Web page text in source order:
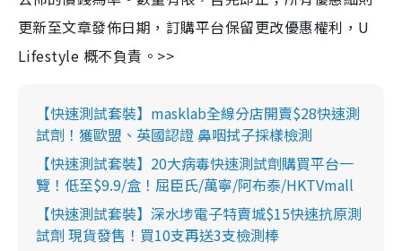
更新至文章發佈日期，訂購平台保留更改優惠權利，U
Lifestyle 概不負責。>>
【快速測試套裝】masklab全線分店開賣$28快速測
試劑！獲歐盟、英國認證 鼻咽拭子採樣檢測
【快速測試套裝】20大病毒快速測試劑購買平台一
覽！低至$9.9/盒！屈臣氏/萬寧/阿布泰/HKTVmall
【快速測試套裝】深水埗電子特賣城$15快速抗原測
試劑 現貨發售！買10支再送3支檢測棒